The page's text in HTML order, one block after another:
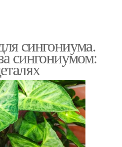
сингониума.
сингониумом: